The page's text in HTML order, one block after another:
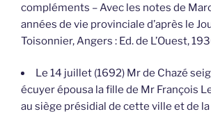
compléments – Avec les notes de
années de vie provinciale d’après le
Toisonnier, Angers : Ed. de L’Ouest,
Le 14 juillet (1692) Mr de Chazé
écuyer épousa la fille de Mr François
au siège présidial de cette ville et de